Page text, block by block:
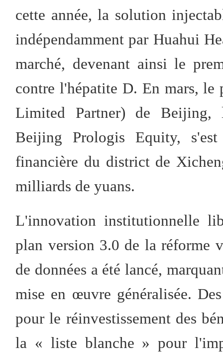
cette année, la solution
indépendamment par Huahui
marché, devenant ainsi le
contre l'hépatite D. En mars,
Limited Partner) de Beijing,
Beijing Prologis Equity,
financière du district de
milliards de yuans.
L'innovation institutionnelle
plan version 3.0 de la réforme
de données a été lancé,
mise en œuvre généralisée.
pour le réinvestissement des
la « liste blanche » pour